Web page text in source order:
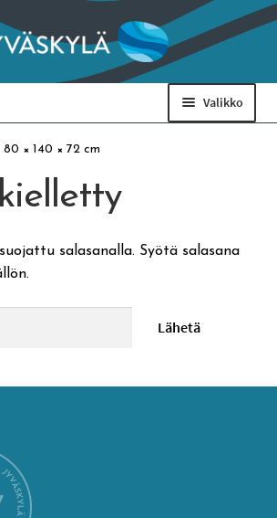
Siirry
navigointiin
Siirry
sisältöön
Valikko
museo
80 × 140 × 72 cm
salasanalla. Syötä salasana